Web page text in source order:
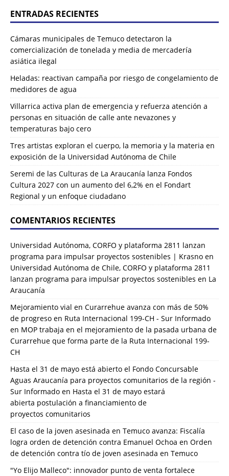
ENTRADAS RECIENTES
Cámaras municipales de Temuco detectaron la
comercialización de tonelada y media de mercadería
asiática ilegal
Heladas: reactivan campaña por riesgo de congelamiento de
medidores de agua
Villarrica activa plan de emergencia y refuerza atención a
personas en situación de calle ante nevazones y
temperaturas bajo cero
Tres artistas exploran el cuerpo, la memoria y la materia en
exposición de la Universidad Autónoma de Chile
Seremi de las Culturas de La Araucanía lanza Fondos
Cultura 2027 con un aumento del 6,2% en el Fondart
Regional y un enfoque ciudadano
COMENTARIOS RECIENTES
Universidad Autónoma, CORFO y plataforma 2811 lanzan
programa para impulsar proyectos sostenibles | Krasno en
Universidad Autónoma de Chile, CORFO y plataforma 2811
lanzan programa para impulsar proyectos sostenibles en La
Araucanía
Mejoramiento vial en Curarrehue avanza con más de 50%
de progreso en Ruta Internacional 199-CH - Sur Informado
en MOP trabaja en el mejoramiento de la pasada urbana de
Curarrehue que forma parte de la Ruta Internacional 199-
CH
Hasta el 31 de mayo está abierto el Fondo Concursable
Aguas Araucanía para proyectos comunitarios de la región -
Sur Informado en Hasta el 31 de mayo estará
abierta postulación a financiamiento de
proyectos comunitarios
El caso de la joven asesinada en Temuco avanza: Fiscalía
logra orden de detención contra Emanuel Ochoa en Orden
de detención contra tío de joven asesinada en Temuco
"Yo Elijo Malleco": innovador punto de venta fortalece